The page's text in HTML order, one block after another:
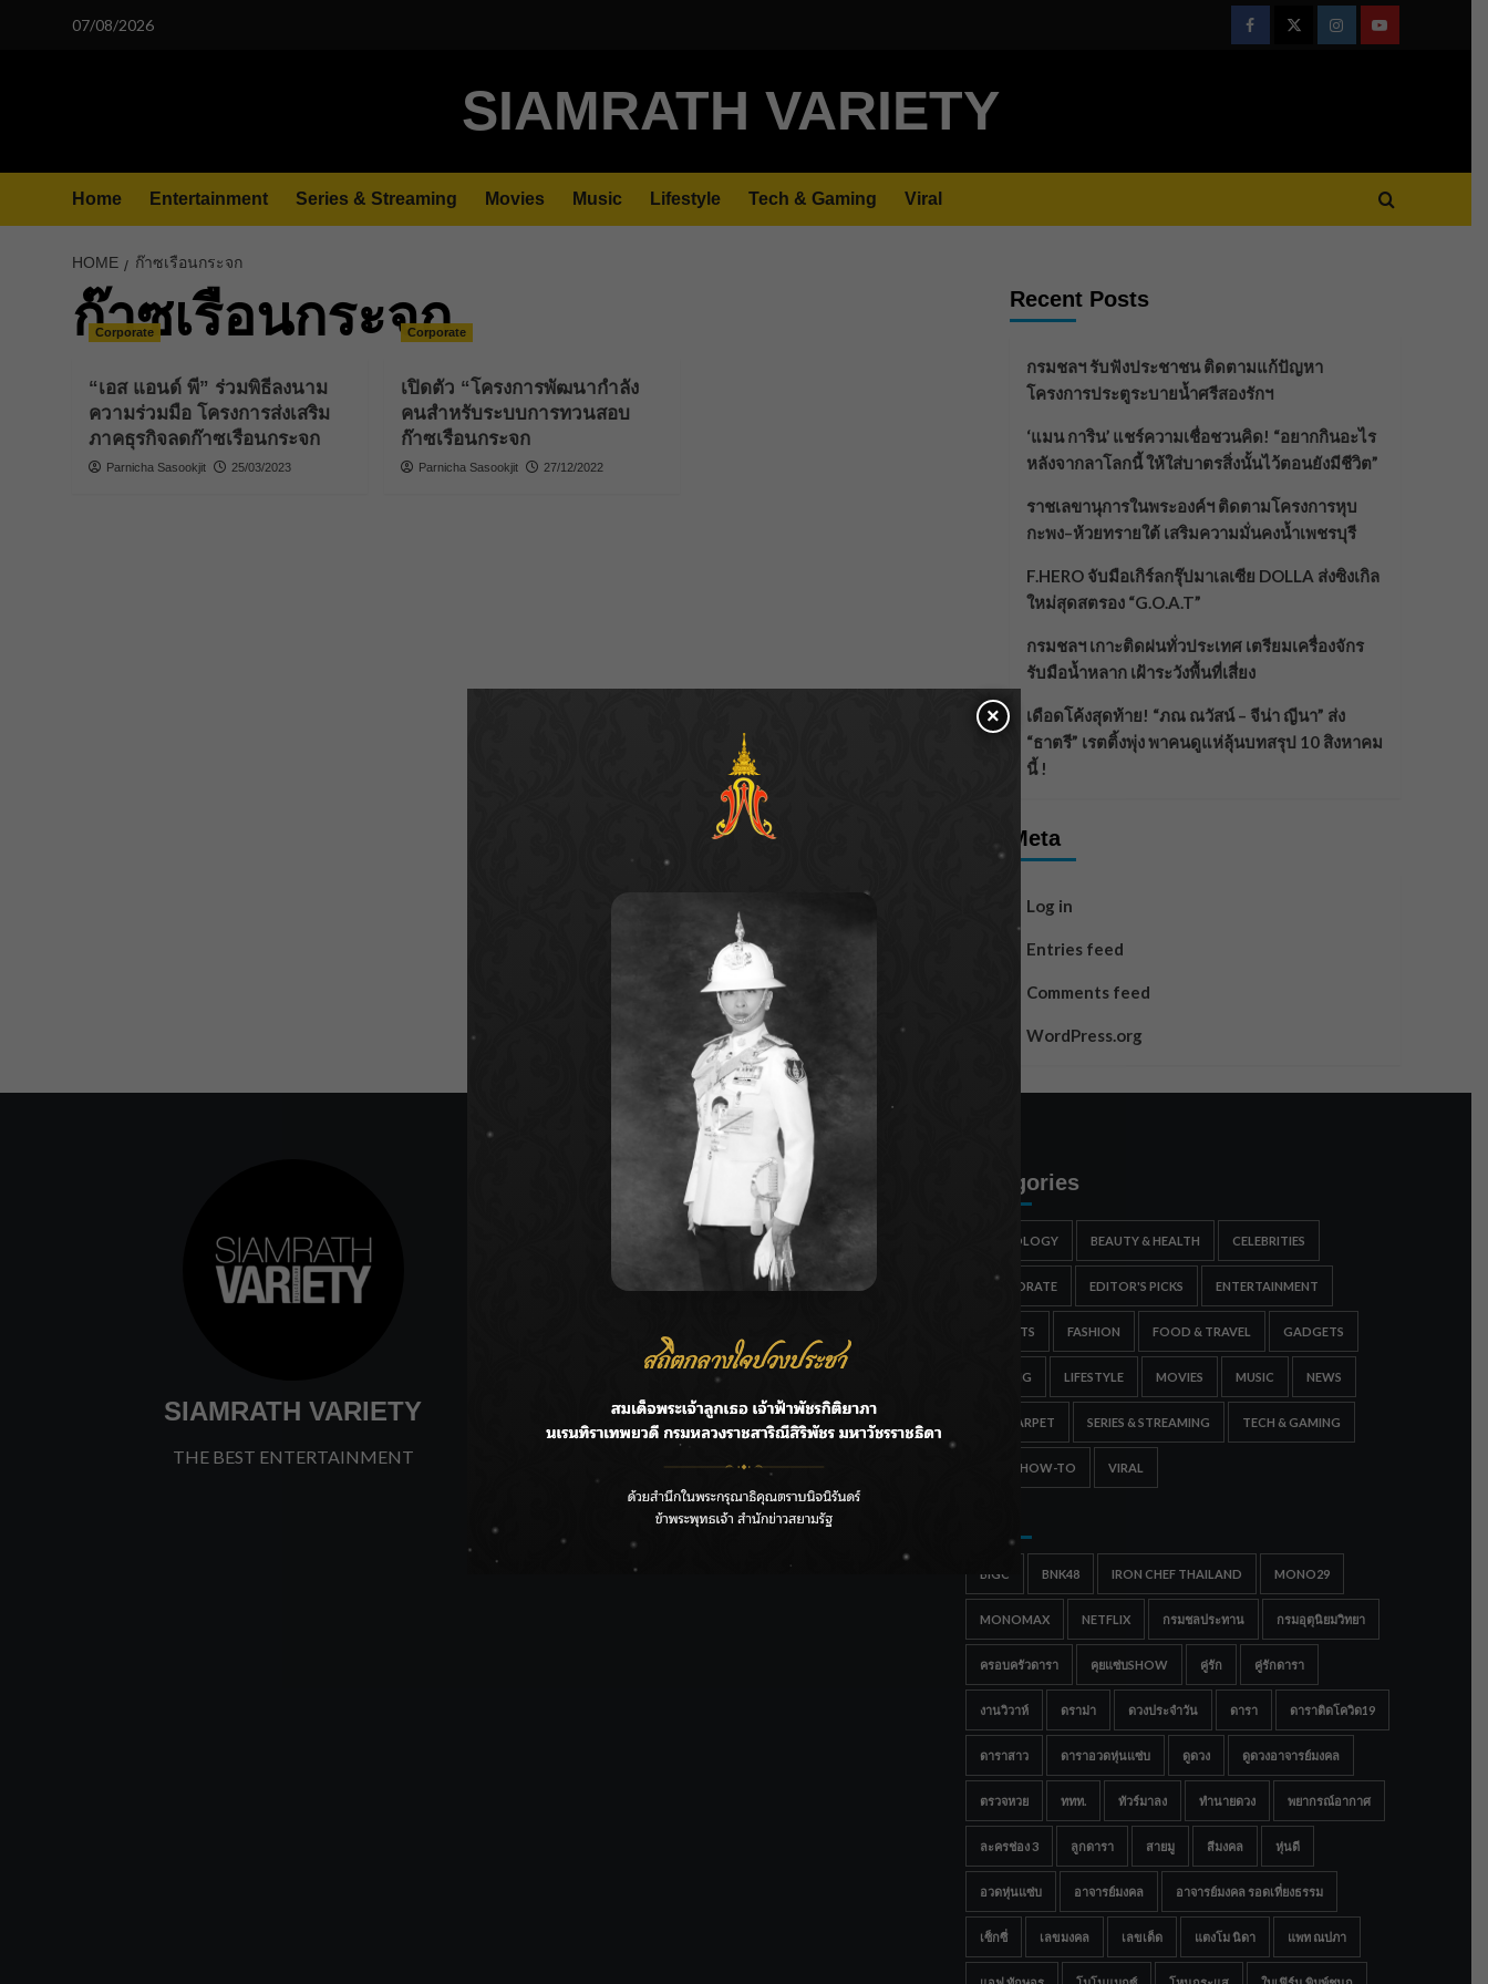
07/08/2026
FacebookTwitterInstagramYoutube
SIAMRATH VARIETY
Home Entertainment Series & Streaming Movies Music Lifestyle Tech & Gaming Viral
HOME ก๊าซเรือนกระจก
ก๊าซเรือนกระจก
Corporate
“เอส แอนด์ พี” ร่วมพิธีลงนาม
ความร่วมมือ โครงการส่งเสริม
ภาคธุรกิจลดก๊าซเรือนกระจก
Parnicha Sasookjit 25/03/2023
Corporate
เปิดตัว “โครงการพัฒนากำลัง
คนสำหรับระบบการทวนสอบ
ก๊าซเรือนกระจก
Parnicha Sasookjit 27/12/2022
Recent Posts
กรมชลฯ รับฟังประชาชน ติดตามแก้ปัญหา
โครงการประตูระบายน้ำศรีสองรักฯ
‘แมน การิน’ แชร์ความเชื่อชวนคิด! “อยากกินอะไร
หลังจากลาโลกนี้ ให้ใส่บาตรสิ่งนั้นไว้ตอนยังมีชีวิต”
ราชเลขานุการในพระองค์ฯ ติดตามโครงการหุบ
กะพง–ห้วยทรายใต้ เสริมความมั่นคงน้ำเพชรบุรี
F.HERO จับมือเกิร์ลกรุ๊ปมาเลเซีย DOLLA ส่งซิงเกิล
ใหม่สุดสตรอง “G.O.A.T”
กรมชลฯ เกาะติดฝนทั่วประเทศ เตรียมเครื่องจักร
รับมือน้ำหลาก เฝ้าระวังพื้นที่เสี่ยง
เดือดโค้งสุดท้าย! “ภณ ณวัสน์ – จีน่า ญีนา” ส่ง
“ธาตรี” เรตติ้งพุ่ง พาคนดูแห่ลุ้นบทสรุป 10 สิงหาคม
นี้ !
Meta
Log in
Entries feed
Comments feed
WordPress.org
SIAMRATH VARIETY
THE BEST ENTERTAINMENT
กรมชลฯ รับฟังประชาชน ติดตามแก้ปัญหาโครงการประตู
ลาโลกนี้ ให้ใส่บาตรสิ่งนั้นไว้ตอนยังมีชีวิต”
ราชเลขานุการในพระองค์ฯ ติดตามโครงการหุบกะพง–ห้วย
ทรายใต้ เสริมความมั่นคงน้ำเพชรบุรี
ตรอง “G.O.A.T”
กรมชลฯ เกาะติดฝนทั่วประเทศ เตรียมเครื่องจักรรับมือน้ำ
Categories
ASTROLOGY BEAUTY & HEALTH CELEBRITIES
CORPORATE EDITOR'S PICKS ENTERTAINMENT
ESPORTS FASHION FOOD & TRAVEL GADGETS
GAMING LIFESTYLE MOVIES MUSIC NEWS
RED CARPET SERIES & STREAMING TECH & GAMING
TIPS & HOW-TO VIRAL
BIGC BNK48 IRON CHEF THAILAND MONO29
MONOMAX NETFLIX กรมชลประทาน กรมอุตุนิยมวิทยา
ครอบครัวดารา คุยแซ่บSHOW คู่รัก คู่รักดารา
งานวิวาห์ ดราม่า ดวงประจำวัน ดารา ดาราติดโควิด19
ดาราสาว ดาราอวดหุ่นแซ่บ ดูดวง ดูดวงอาจารย์มงคล
ตรวจหวย ททท. ทัวร์มาลง ทำนายดวง พยากรณ์อากาศ
ละครช่อง 3 ลูกดารา สายมู สีมงคล หุ่นดี
อวดหุ่นแซ่บ อาจารย์มงคล อาจารย์มงคล รอดเที่ยงธรรม
เซ็กซี่ เลขมงคล เลขเด็ด แตงโม นิดา แพท ณปภา
×